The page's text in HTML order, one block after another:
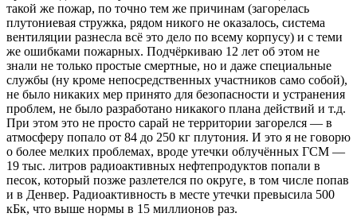
такой же пожар, по точно тем же причинам (загорелась
плутониевая стружка, рядом никого не оказалось, система
вентиляции разнесла всё это дело по всему корпусу) и с теми
же ошибками пожарных. Подчёркиваю 12 лет об этом не
знали не только простые смертные, но и даже специальные
службы (ну кроме непосредственных участников само собой),
не было никаких мер принято для безопасности и устранения
проблем, не было разработано никакого плана действий и т.д.
При этом это не просто сарай не территории загорелся — в
атмосферу попало от 84 до 250 кг плутония. И это я не говорю
о более мелких проблемах, вроде утечки облучённых ГСМ —
19 тыс. литров радиоактивных нефтепродуктов попали в
песок, который позже разлетелся по округе, в том числе попав
и в Денвер. Радиоактивность в месте утечки превысила 500
кБк, что выше нормы в 15 миллионов раз.